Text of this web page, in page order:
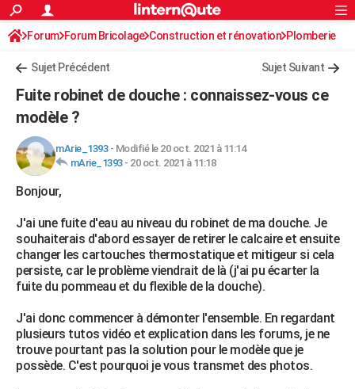
ACTUALITÉS
Politique
Société
Faits Divers
Education
Monde
Villes
+
Programme TV
Streaming
Sorties cinéma
Musique
FINANCE
Retraite
Impôts
Epargne
Immobilier
Risques naturels par ville
Banque
Assurance
Crédit
AUTO
Essais
Réserver un essai
Citadines
Berlines
SUV
Forum auto
HIGH-TECH
Forum
Aménagement intérieur
Extérieur
Cuisine
Salle de bains
Jardinage
Rangement
WEEK-END
Guides de France
Escapades
Patrimoine
Expositions
Musées
Week-end nature
LIFESTYLE
Alimentation
Guide de la santé
Maladies
Médicaments
Sommeil
VOYAGE
Destinations
City break
Voyage nature
Voyage de noces
Forum
Climat
+PHOTO
Rechercher
S'inscrire
Connexion
Forum Forum Bricolage Construction et rénovation Plomberie
Sujet Précédent Sujet Suivant
Fuite robinet de douche : connaissez-vous ce
modèle ?
mArie_1393- Modifié le 20 oct. 2021 à 11:14
mArie_1393- 20 oct. 2021 à 11:18
Bonjour,
J'ai une fuite d'eau au niveau du robinet de ma douche. Je
souhaiterais d'abord essayer de retirer le calcaire et ensuite
changer les cartouches thermostatique et mitigeur si cela
persiste, car le problème viendrait de là (j'ai pu écarter la
fuite du pommeau et du flexible de la douche).
J'ai donc commencer à démonter l'ensemble. En regardant
plusieurs tutos vidéo et explication dans les forums, je ne
trouve pourtant pas la solution pour le modèle que je
possède. C'est pourquoi je vous transmet des photos.